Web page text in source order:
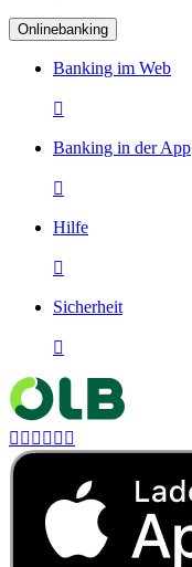
Onlinebanking
Banking im Web

Banking in der App

Hilfe

Sicherheit

     